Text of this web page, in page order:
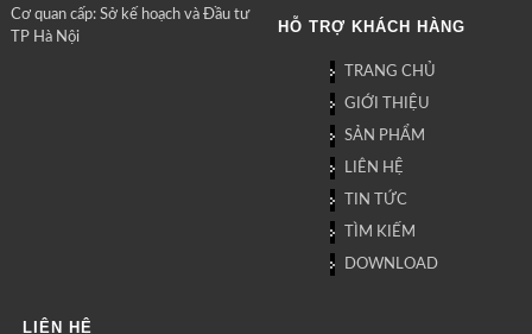
Cơ quan cấp: Sở kế hoạch và Đầu tư
TP Hà Nội
HỖ TRỢ KHÁCH HÀNG
TRANG CHỦ
GIỚI THIỆU
SẢN PHẨM
LIÊN HỆ
TIN TỨC
TÌM KIẾM
DOWNLOAD
LIÊN HỆ